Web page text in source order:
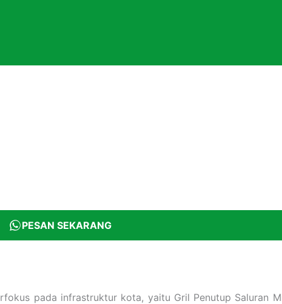
PESAN SEKARANG
pada infrastruktur kota, yaitu Gril Penutup Saluran